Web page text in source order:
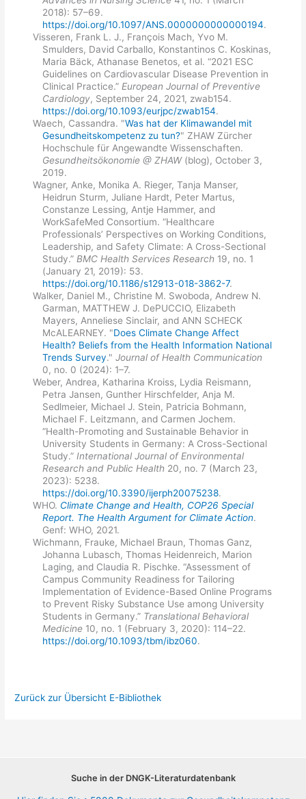
2018): 57–69.
https://doi.org/10.1097/ANS.0000000000000194.
Visseren, Frank L. J., François Mach, Yvo M.
Smulders, David Carballo, Konstantinos C. Koskinas,
Maria Bäck, Athanase Benetos, et al. “2021 ESC
Guidelines on Cardiovascular Disease Prevention in
Clinical Practice.” European Journal of Preventive
Cardiology, September 24, 2021, zwab154.
https://doi.org/10.1093/eurjpc/zwab154.
Waech, Cassandra. "Was hat der Klimawandel mit
Gesundheitskompetenz zu tun?" ZHAW Zürcher
Hochschule für Angewandte Wissenschaften.
Gesundheitsökonomie @ ZHAW(blog), October 3,
2019.
Wagner, Anke, Monika A. Rieger, Tanja Manser,
Heidrun Sturm, Juliane Hardt, Peter Martus,
Constanze Lessing, Antje Hammer, and
WorkSafeMed Consortium. “Healthcare
Professionals’ Perspectives on Working Conditions,
Leadership, and Safety Climate: A Cross-Sectional
Study.” BMC Health Services Research 19, no. 1
(January 21, 2019): 53.
https://doi.org/10.1186/s12913-018-3862-7.
Walker, Daniel M., Christine M. Swoboda, Andrew N.
Garman, MATTHEW J. DePUCCIO, Elizabeth
Mayers, Anneliese Sinclair, and ANN SCHECK
McALEARNEY. "Does Climate Change Affect
Health? Beliefs from the Health Information National
Trends Survey."Journal of Health Communication
0, no. 0 (2024): 1–7.
Weber, Andrea, Katharina Kroiss, Lydia Reismann,
Petra Jansen, Gunther Hirschfelder, Anja M.
Sedlmeier, Michael J. Stein, Patricia Bohmann,
Michael F. Leitzmann, and Carmen Jochem.
“Health-Promoting and Sustainable Behavior in
University Students in Germany: A Cross-Sectional
Study.” International Journal of Environmental
Research and Public Health 20, no. 7 (March 23,
2023): 5238.
https://doi.org/10.3390/ijerph20075238.
WHO. Climate Change and Health, COP26 Special
Report. The Health Argument for Climate Action.
Genf: WHO, 2021.
Wichmann, Frauke, Michael Braun, Thomas Ganz,
Johanna Lubasch, Thomas Heidenreich, Marion
Laging, and Claudia R. Pischke. “Assessment of
Campus Community Readiness for Tailoring
Implementation of Evidence-Based Online Programs
to Prevent Risky Substance Use among University
Students in Germany.” Translational Behavioral
Medicine 10, no. 1 (February 3, 2020): 114–22.
https://doi.org/10.1093/tbm/ibz060.
Zurück zur Übersicht E-Bibliothek
Suche in der DNGK-Literaturdatenbank